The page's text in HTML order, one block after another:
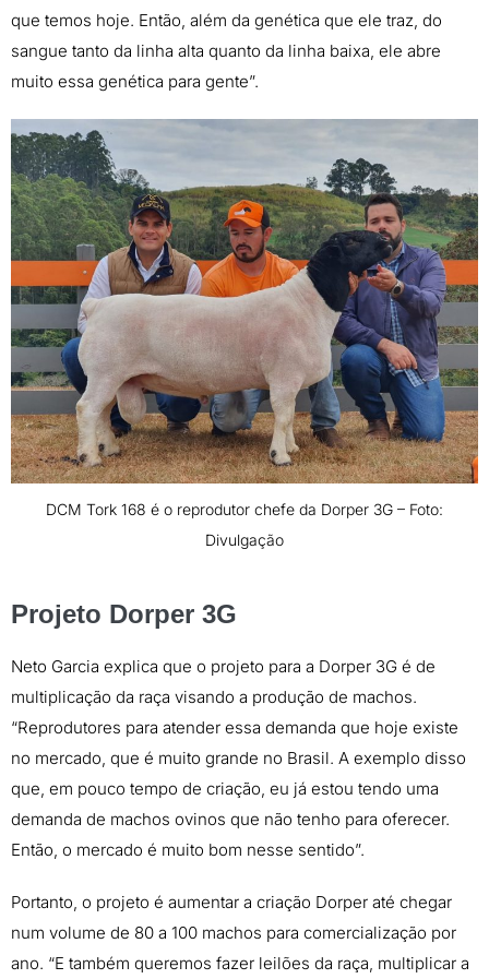
que temos hoje. Então, além da genética que ele traz, do
sangue tanto da linha alta quanto da linha baixa, ele abre
muito essa genética para gente”.
DCM Tork 168 é o reprodutor chefe da Dorper 3G – Foto:
Divulgação
Projeto Dorper 3G
Neto Garcia explica que o projeto para a Dorper 3G é de
multiplicação da raça visando a produção de machos.
“Reprodutores para atender essa demanda que hoje existe
no mercado, que é muito grande no Brasil. A exemplo disso
que, em pouco tempo de criação, eu já estou tendo uma
demanda de machos ovinos que não tenho para oferecer.
Então, o mercado é muito bom nesse sentido”.
Portanto, o projeto é aumentar a criação Dorper até chegar
num volume de 80 a 100 machos para comercialização por
ano. “E também queremos fazer leilões da raça, multiplicar a